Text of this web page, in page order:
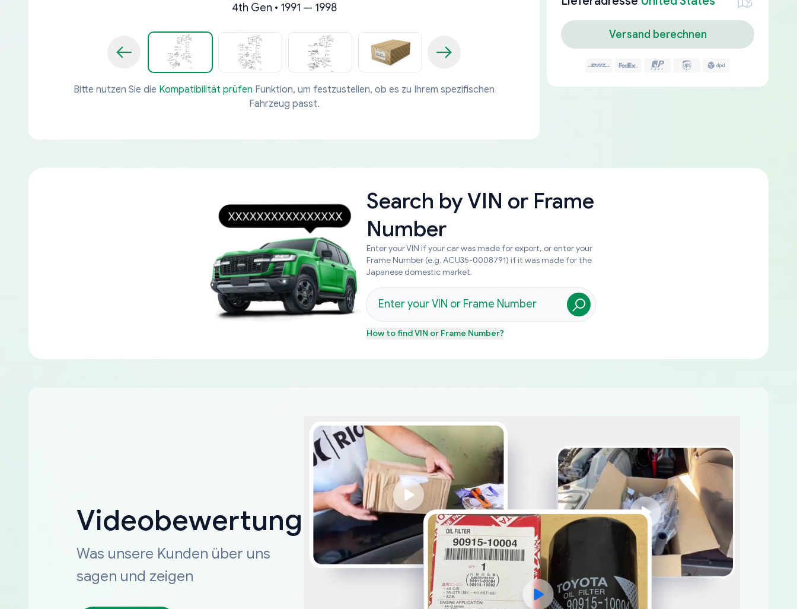
4th Gen • 1991 — 1998
Bitte nutzen Sie die Kompatibilität prüfen Funktion, um festzustellen, ob es zu Ihrem spezifischen
Fahrzeug passt.
Versand berechnen
Search byVIN or Frame
Number
Enter your VIN if your car was made for export, or enter your
Frame Number (e.g. ACU35-0008791) if it was made for the
Japanese domestic market.
How to findVIN or Frame Number?
Videobewertungen
Was unsere Kunden über uns
sagen und zeigen